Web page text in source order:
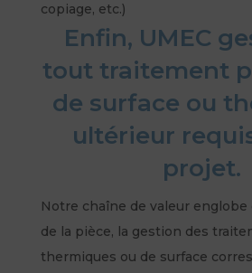
copiage, etc.)
Enfin, UMEC
tout traitement
de surface ou
ultérieur
projet.
Notre chaîne de valeur englobe
de la pièce, la gestion des
thermiques ou de surface